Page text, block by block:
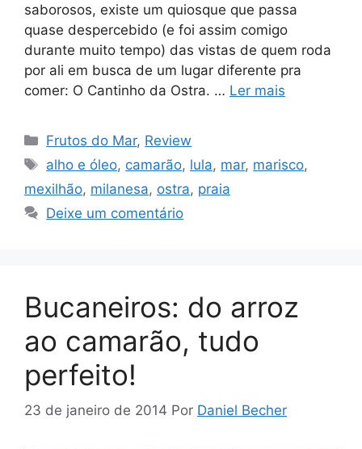
saborosos, existe um quiosque que passa
quase despercebido (e foi assim comigo
durante muito tempo) das vistas de quem roda
por ali em busca de um lugar diferente pra
comer: O Cantinho da Ostra. … Ler mais
Categorias
Frutos do Mar, Review
Tags
alho e óleo, camarão, lula, mar, marisco,
mexilhão, milanesa, ostra, praia
Deixe um comentário
Bucaneiros: do arroz
ao camarão, tudo
perfeito!
23 de janeiro de 2014 Por Daniel Becher